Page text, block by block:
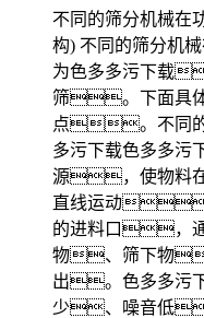
不同的筛分机械在
构) 不同的筛分机
为色多多污下载
筛。下面具体
点。不同的
多污下载色多多污
源，使物料
直线运动
的进料口，通
物、筛下物
出。色多多污
少、噪音低